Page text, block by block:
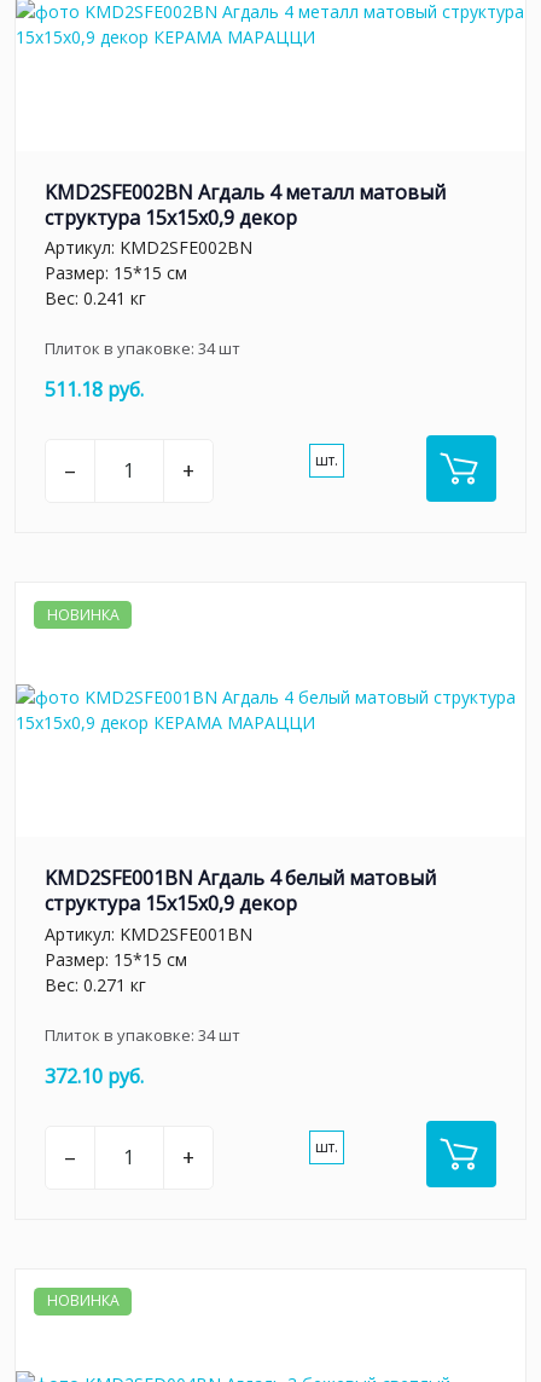
KMD2SFE002BN Агдаль 4 металл матовый
структура 15x15x0,9 декор
Артикул: KMD2SFE002BN
Размер: 15*15 см
Вес: 0.241 кг
Плиток в упаковке: 34шт
511.18 руб.
– + шт.
НОВИНКА
KMD2SFE001BN Агдаль 4 белый матовый
структура 15x15x0,9 декор
Артикул: KMD2SFE001BN
Размер: 15*15 см
Вес: 0.271 кг
Плиток в упаковке: 34шт
372.10 руб.
– + шт.
НОВИНКА